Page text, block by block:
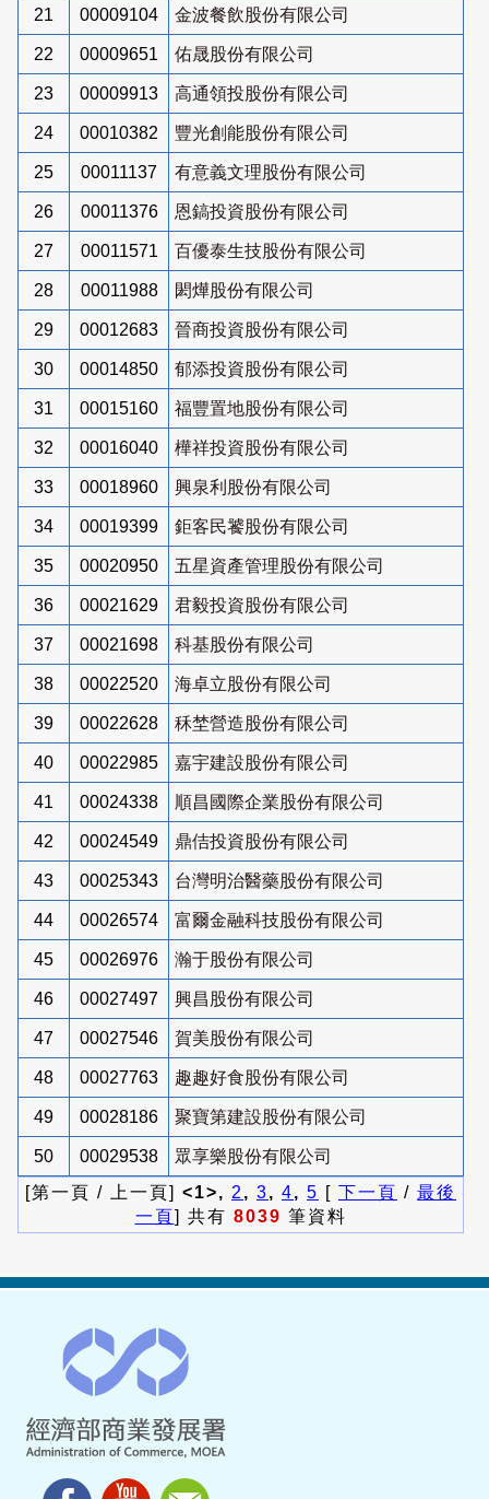
21 00009104 金波餐飲股份有限公司
22 00009651 佑晟股份有限公司
23 00009913 高通領投股份有限公司
24 00010382 豐光創能股份有限公司
25 00011137 有意義文理股份有限公司
26 00011376 恩鎬投資股份有限公司
27 00011571 百優泰生技股份有限公司
28 00011988 閎燁股份有限公司
29 00012683 晉商投資股份有限公司
30 00014850 郁添投資股份有限公司
31 00015160 福豐置地股份有限公司
32 00016040 樺祥投資股份有限公司
33 00018960 興泉利股份有限公司
34 00019399 鉅客民饕股份有限公司
35 00020950 五星資產管理股份有限公司
36 00021629 君毅投資股份有限公司
37 00021698 科基股份有限公司
38 00022520 海卓立股份有限公司
39 00022628 秝埜營造股份有限公司
40 00022985 嘉宇建設股份有限公司
41 00024338 順昌國際企業股份有限公司
42 00024549 鼎佶投資股份有限公司
43 00025343 台灣明治醫藥股份有限公司
44 00026574 富爾金融科技股份有限公司
45 00026976 瀚于股份有限公司
46 00027497 興昌股份有限公司
47 00027546 賀美股份有限公司
48 00027763 趣趣好食股份有限公司
49 00028186 聚寶第建設股份有限公司
50 00029538
眾享樂股份有限公司
[第一頁 / 上一頁] <1>, 2 , 3, 4, 5 [ 下一頁 / 最後
一頁] 共有 8039 筆資料